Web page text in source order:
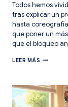
Todos hemos
tras explicar un
hasta
que poner un
que el bloqueo
LEER MÁS
DE